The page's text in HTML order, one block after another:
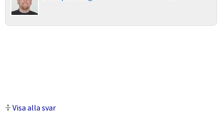
Visa alla svar